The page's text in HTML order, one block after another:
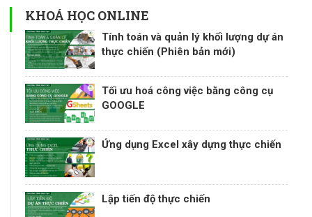
KHOÁ HỌC ONLINE
Tính toán và quản lý khối lượng dự án
thực chiến (Phiên bản mới)
Tối ưu hoá công việc bằng công cụ
GOOGLE
Ứng dụng Excel xây dựng thực chiến
Lập tiến độ thực chiến